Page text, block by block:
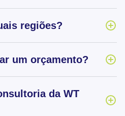
regiões?
um orçamento?
da WT